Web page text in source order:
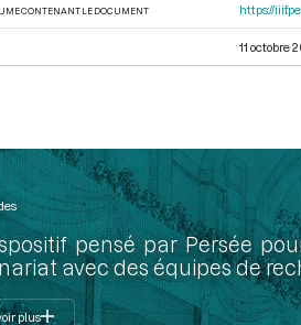
CONTENANT LE DOCUMENT https://
11 octobre
pensé par Persée
avec des équipes de
plus